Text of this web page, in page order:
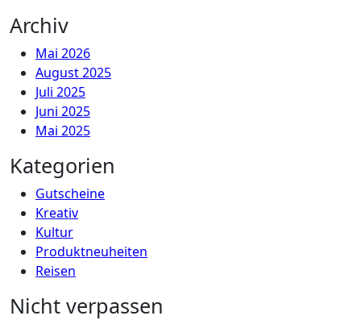
Archiv
Mai 2026
August 2025
Juli 2025
Juni 2025
Mai 2025
Kategorien
Gutscheine
Kreativ
Kultur
Produktneuheiten
Reisen
Nicht verpassen